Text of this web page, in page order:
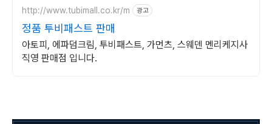
http://www.tubimall.co.kr/m 광고
정품 투비패스트 판매
아토피, 에파덤크림, 투비패스트, 가먼츠, 스웨덴 멘리케지사
직영 판매점 입니다.